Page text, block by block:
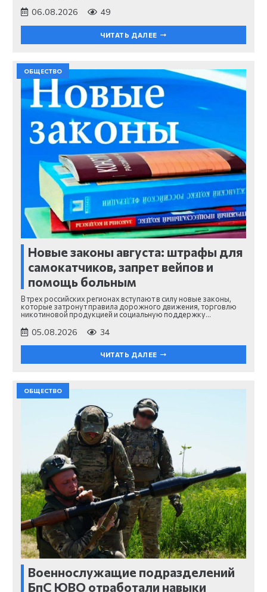
06.08.2026 49
ЧИТАТЬ ДАЛЕЕ
ОБЩЕСТВО
Новые законы августа: штрафы для
самокатчиков, запрет вейпов и
помощь больным
В трех российских регионах вступают в силу новые законы,
которые затронут правила дорожного движения, торговлю
никотиновой продукцией и социальную поддержку…
05.08.2026 34
ЧИТАТЬ ДАЛЕЕ
ОБЩЕСТВО
Военнослужащие подразделений
БпС ЮВО отработали навыки